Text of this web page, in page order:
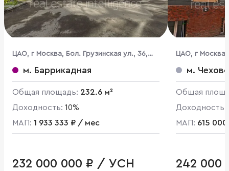
ЦАО, г Москва, Бол. Грузинская ул., 36,
стр. 3м. Баррикадная
Общая площадь: 232.6 м²
Доходность: 10%
МАП: 1 933 333 ₽ / мес
232 000 000 ₽ / УСН
ЦАО, г
м.
Общая
Доходность:
МАП: 615
242